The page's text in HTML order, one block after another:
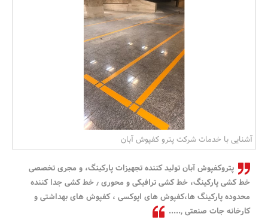
آشنایی با خدمات شرکت پترو کفپوش آبان
پترو‌کفپوش آبان تولید کننده تجهیزات پارکینگ، و مجری تخصصی
خط کشی پارکینگ، خط کشی ترافیکی و محوری ٫ خط کشی جدا کننده
محدوده پارکینگ ها،کفپوش های اپوکسی ، کفپوش های بهداشتی و
کارخانه جات صنعتی ,.....